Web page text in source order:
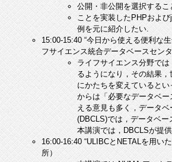
公開・非公開を選択するこ
ことを実装したPHPおよ
例を元に紹介したい.
15:00-15:40 “今日から使える便利な
フサイエンス統合データベースセン
ライフサイエンス分野で
るようになり，その結果
にかたちを変えていると
からは「必要なデータベ
える意見も多く，データ
(DBCLS)では，データベ
本講演では，DBCLSが提
16:00-16:40 “ULIBCとNETALを用い
所）